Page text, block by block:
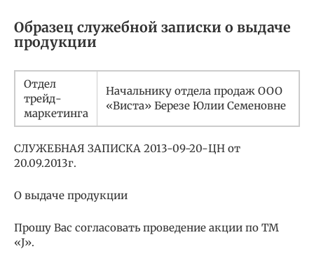
Образец служебной записки о выдаче
продукции
Отдел
трейд-
маркетинга
Начальнику отдела продаж ООО
«Виста» Березе Юлии Семеновне
СЛУЖЕБНАЯ ЗАПИСКА 2013-09-20-ЦН от
20.09.2013г.
О выдаче продукции
Прошу Вас согласовать проведение акции по ТМ
«J».